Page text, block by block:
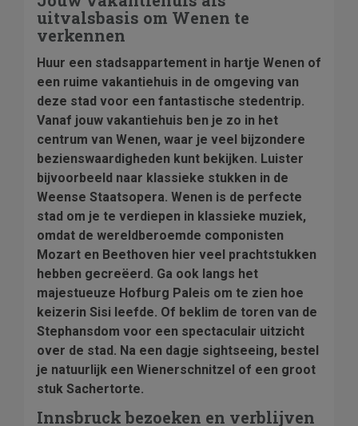
uitvalsbasis om Wenen te
verkennen
Huur een stadsappartement in hartje Wenen of
een ruime vakantiehuis in de omgeving van
deze stad voor een fantastische stedentrip.
Vanaf jouw vakantiehuis ben je zo in het
centrum van Wenen, waar je veel bijzondere
bezienswaardigheden kunt bekijken. Luister
bijvoorbeeld naar klassieke stukken in de
Weense Staatsopera. Wenen is de perfecte
stad om je te verdiepen in klassieke muziek,
omdat de wereldberoemde componisten
Mozart en Beethoven hier veel prachtstukken
hebben gecreëerd. Ga ook langs het
majestueuze Hofburg Paleis om te zien hoe
keizerin Sisi leefde. Of beklim de toren van de
Stephansdom voor een spectaculair uitzicht
over de stad. Na een dagje sightseeing, bestel
je natuurlijk een Wienerschnitzel of een groot
stuk Sachertorte.
Innsbruck bezoeken en verblijven